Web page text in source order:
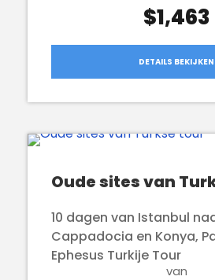
$1,463
DETAILS BEKIJKEN
Oude sites van
10 dagen van Istanbul
Cappadocia en Konya,
Ephesus Turkije Tour
van